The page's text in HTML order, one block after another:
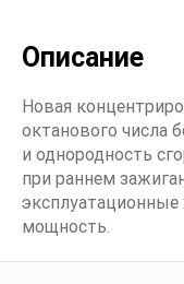
Описание
Новая
октанового числа
и однородность
при раннем
мощность.